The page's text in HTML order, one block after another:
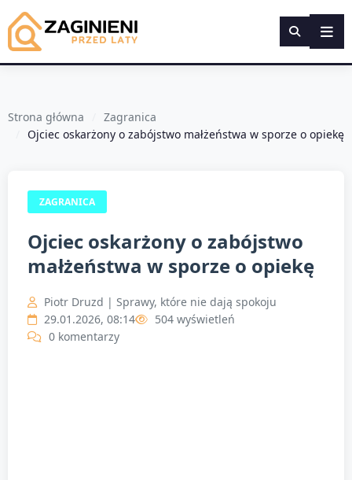
Strona główna
Zagranica
Ojciec oskarżony o zabójstwo małżeństwa w sporze o opiekę
ZAGRANICA
Ojciec oskarżony o zabójstwo
małżeństwa w sporze o opiekę
Piotr Druzd | Sprawy, które nie dają spokoju
29.01.2026, 08:14
504 wyświetleń
0 komentarzy